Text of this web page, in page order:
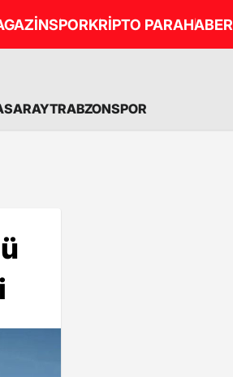
SPORKRİPTO PARAHABER
TRABZONSPOR